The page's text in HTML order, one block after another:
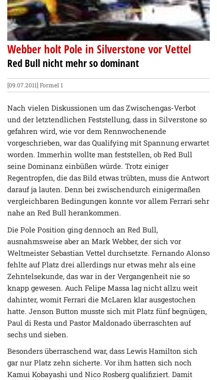
Webber holt Pole in Silverstone vor Vettel
Red Bull nicht mehr so dominant
[09.07.2011]Formel 1
Nach vielen Diskussionen um das Zwischengas-Verbot
und der letztendlichen Feststellung, dass in Silverstone so
gefahren wird, wie vor dem Rennwochenende
vorgeschrieben, war das Qualifying mit Spannung erwartet
worden. Immerhin wollte man feststellen, ob Red Bull
seine Dominanz einbüßen würde. Trotz einiger
Regentropfen, die das Bild etwas trübten, muss die Antwort
darauf ja lauten. Denn bei zwischendurch einigermaßen
vergleichbaren Bedingungen konnte vor allem Ferrari sehr
nahe an Red Bull herankommen.
Die Pole Position ging dennoch an Red Bull,
ausnahmsweise aber an Mark Webber, der sich vor
Weltmeister Sebastian Vettel durchsetzte. Fernando Alonso
fehlte auf Platz drei allerdings nur etwas mehr als eine
Zehntelsekunde, das war in der Vergangenheit nie so
knapp gewesen. Auch Felipe Massa lag nicht allzu weit
dahinter, womit Ferrari die McLaren klar ausgestochen
hatte. Jenson Button musste sich mit Platz fünf begnügen,
Paul di Resta und Pastor Maldonado überraschten auf
sechs und sieben.
Besonders überraschend war, dass Lewis Hamilton sich
gar nur Platz zehn sicherte. Vor ihm hatten sich noch
Kamui Kobayashi und Nico Rosberg qualifiziert. Damit